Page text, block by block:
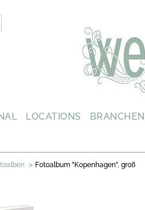
LOCATIONS
> Fotoalbum "Kopenhagen", groß